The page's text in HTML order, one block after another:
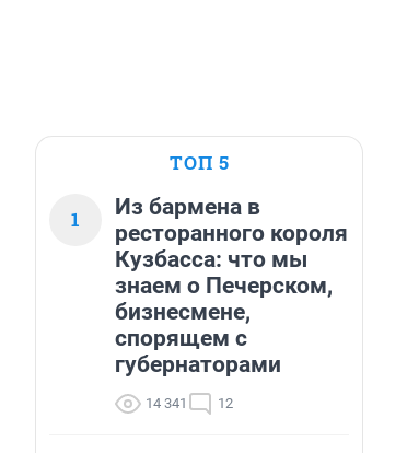
ТОП 5
1
Из бармена в
ресторанного короля
Кузбасса: что мы
знаем о Печерском,
бизнесмене,
спорящем с
губернаторами
14 341 12